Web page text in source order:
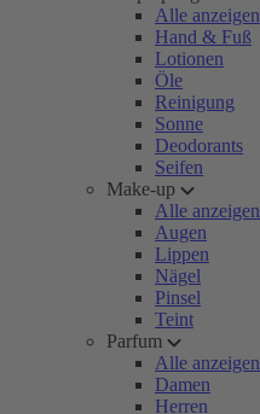
Alle anzeigen
Hand & Fuß
Lotionen
Öle
Reinigung
Sonne
Deodorants
Seifen
Make-up
Alle anzeigen
Augen
Lippen
Nägel
Pinsel
Teint
Parfum
Alle anzeigen
Damen
Herren